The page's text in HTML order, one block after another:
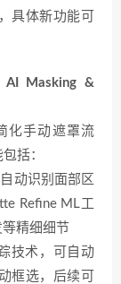
具体新功能可
Masking &
化手动遮罩流
括：
动识别面部区
Refine ML工
精细细节
技术，可自动
框选，后续可